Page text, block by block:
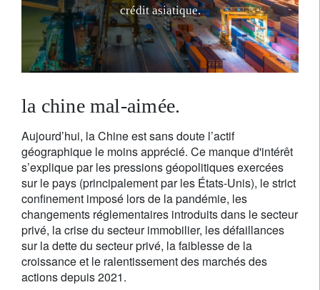
crédit asiatique.
la chine mal-aimée.
Aujourd’hui, la Chine est sans doute l’actif
géographique le moins apprécié. Ce manque d'intérêt
s’explique par les pressions géopolitiques exercées
sur le pays (principalement par les États-Unis), le strict
confinement imposé lors de la pandémie, les
changements réglementaires introduits dans le secteur
privé, la crise du secteur immobilier, les défaillances
sur la dette du secteur privé, la faiblesse de la
croissance et le ralentissement des marchés des
actions depuis 2021.